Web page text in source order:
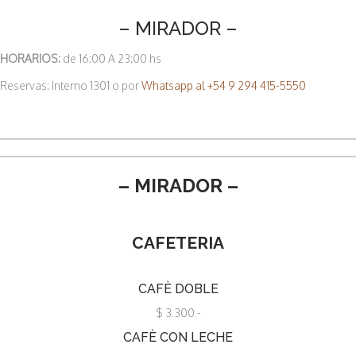
– MIRADOR –
HORARIOS: de 16:00 A 23:00 hs
Reservas: Interno 1301 o porWhatsapp al +54 9 294 415-5550
– MIRADOR –
CAFETERIA
CAFÈ DOBLE
$ 3.300.-
CAFÈ CON LECHE